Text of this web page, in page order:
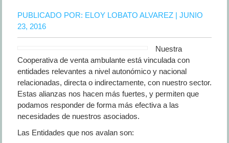
PUBLICADO POR: ELOY LOBATO ALVAREZ| JUNIO
23, 2016
Nuestra
Cooperativa de venta ambulante está vinculada con
entidades relevantes a nivel autonómico y nacional
relacionadas, directa o indirectamente, con nuestro sector.
Estas alianzas nos hacen más fuertes, y permiten que
podamos responder de forma más efectiva a las
necesidades de nuestros asociados.
Las Entidades que nos avalan son: